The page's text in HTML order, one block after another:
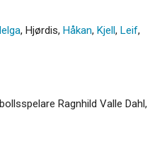
, Hjørdis, Håkan, Kjell, Leif,
Ragnhild Valle Dahl,